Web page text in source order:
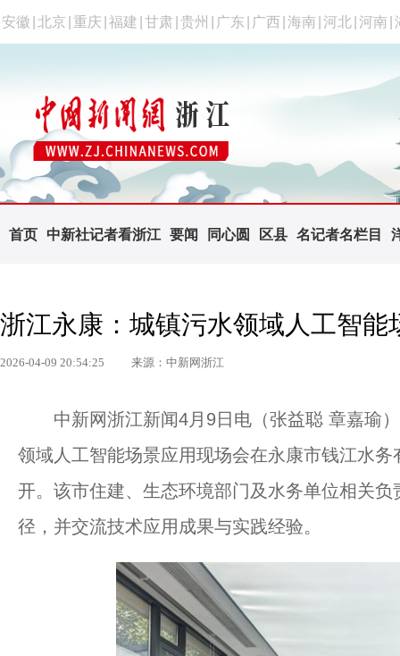
安徽 北京 重庆 福建 甘肃 贵州 广东 广西 海南 河北 河南
首页 中新社记者看浙江 要闻 同心圆 区县 名记者名栏目
浙江永康：城镇污水领域人工智能
2026-04-09 20:54:25 来源：中新网浙江
中新网浙江新闻4月9日电（张益聪 章嘉瑜）
领域人工智能场景应用现场会在永康市钱江水
开。该市住建、生态环境部门及水务单位相关
径，并交流技术应用成果与实践经验。